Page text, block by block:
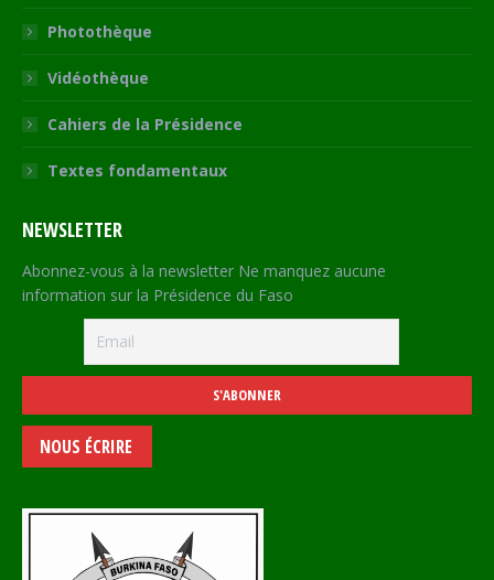
Photothèque
Vidéothèque
Cahiers de la Présidence
Textes fondamentaux
NEWSLETTER
Abonnez-vous à la newsletter Ne manquez aucune
information sur la Présidence du Faso
NOUS ÉCRIRE